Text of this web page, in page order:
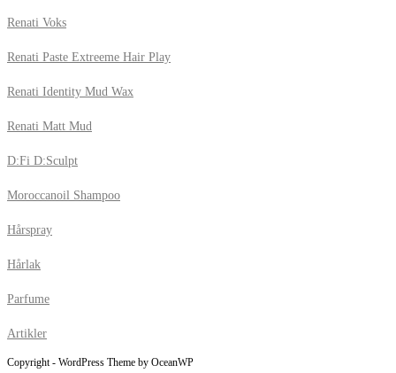
Renati Voks
Renati Paste Extreeme Hair Play
Renati Identity Mud Wax
Renati Matt Mud
D:Fi D:Sculpt
Moroccanoil Shampoo
Hårspray
Hårlak
Parfume
Artikler
Copyright - WordPress Theme by OceanWP